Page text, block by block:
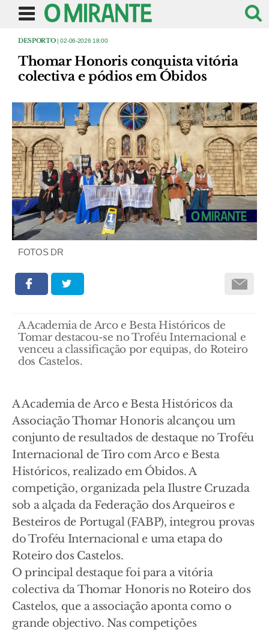
DESPORTO| 02-06-2026 18:00
Thomar Honoris conquista vitória
colectiva e pódios em Óbidos
FOTOS DR
A Academia de Arco e Besta Históricos de
Tomar destacou-se no Troféu Internacional e
venceu a classificação por equipas, do Roteiro
dos Castelos.
A Academia de Arco e Besta Históricos da
Associação Thomar Honoris alcançou um
conjunto de resultados de destaque no Troféu
Internacional de Tiro com Arco e Besta
Históricos, realizado em Óbidos. A
competição, organizada pela Ilustre Cruzada
sob a alçada da Federação dos Arqueiros e
Besteiros de Portugal (FABP), integrou provas
do Troféu Internacional e uma etapa do
Roteiro dos Castelos.
O principal destaque foi para a vitória
colectiva da Thomar Honoris no Roteiro dos
Castelos, que a associação aponta como o
grande objectivo. Nas competições